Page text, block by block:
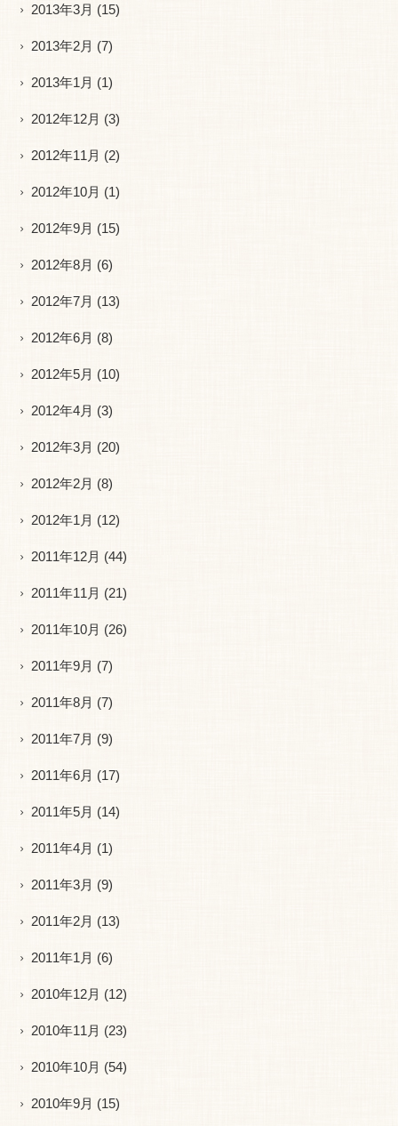
2013年3月 (15)
2013年2月 (7)
2013年1月 (1)
2012年12月 (3)
2012年11月 (2)
2012年10月 (1)
2012年9月 (15)
2012年8月 (6)
2012年7月 (13)
2012年6月 (8)
2012年5月 (10)
2012年4月 (3)
2012年3月 (20)
2012年2月 (8)
2012年1月 (12)
2011年12月 (44)
2011年11月 (21)
2011年10月 (26)
2011年9月 (7)
2011年8月 (7)
2011年7月 (9)
2011年6月 (17)
2011年5月 (14)
2011年4月 (1)
2011年3月 (9)
2011年2月 (13)
2011年1月 (6)
2010年12月 (12)
2010年11月 (23)
2010年10月 (54)
2010年9月 (15)